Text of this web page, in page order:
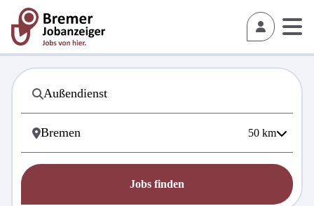
50 km
Jobs finden